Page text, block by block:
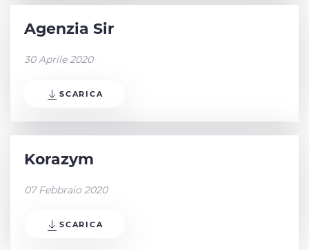
Agenzia Sir
30 Aprile 2020
SCARICA
Korazym
07 Febbraio 2020
SCARICA